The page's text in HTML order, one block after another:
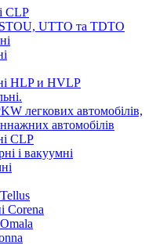
CLP
UTTO та TDTO
HLP и HVLP
легкових автомобілів,
автомобілів
CLP
і вакуумні
Corena